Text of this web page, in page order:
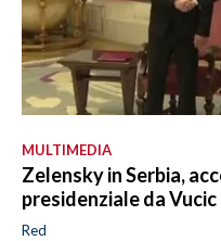
MULTIMEDIA
Zelensky in Serbia,
presidenziale da Vucic
Red